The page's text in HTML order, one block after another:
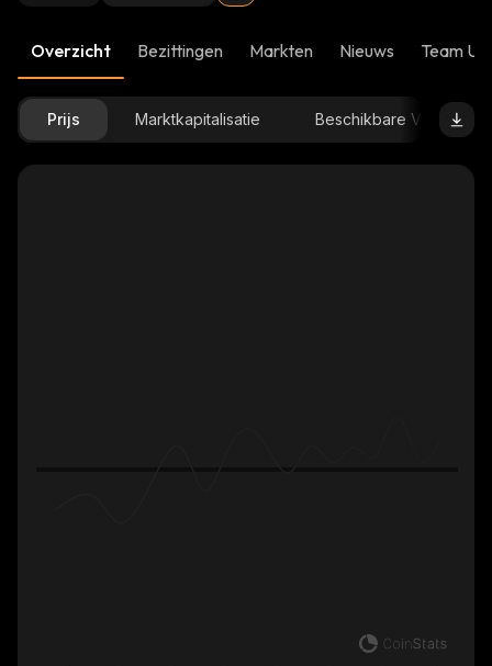
Overzicht Bezittingen Markten Nieuws Team
Prijs Marktkapitalisatie Beschikbare Voorraad